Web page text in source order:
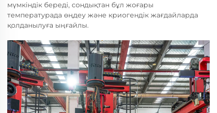
мүмкіндік береді, сондықтан бұл жоғары
температурада өңдеу және криогендік жағдайларда
қолданылуға ыңғайлы.